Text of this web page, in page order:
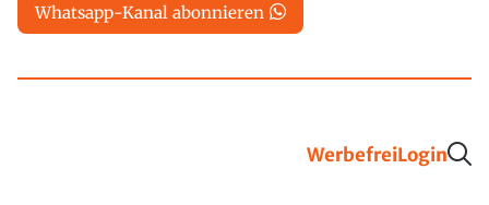
Whatsapp-Kanal abonnieren
WerbefreiLogin